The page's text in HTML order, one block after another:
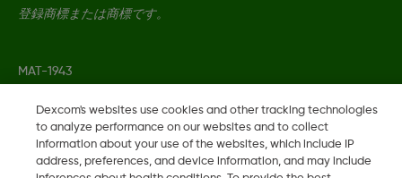
登録商標または商標です。
MAT-1943
2026 2024 Dexcom, Inc. 無断複写・転載を禁じます。
Dexcom's websites use cookies and other tracking technologies
to analyze performance on our websites and to collect
information about your use of the websites, which include IP
address, preferences, and device information, and may include